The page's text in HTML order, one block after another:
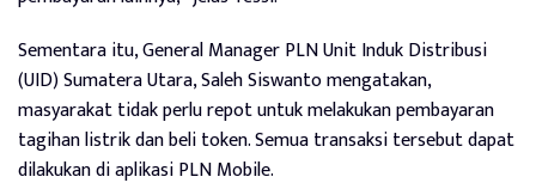
Sementara itu, General Manager PLN Unit Induk Distribusi
(UID) Sumatera Utara, Saleh Siswanto mengatakan,
masyarakat tidak perlu repot untuk melakukan pembayaran
tagihan listrik dan beli token. Semua transaksi tersebut dapat
dilakukan di aplikasi PLN Mobile.